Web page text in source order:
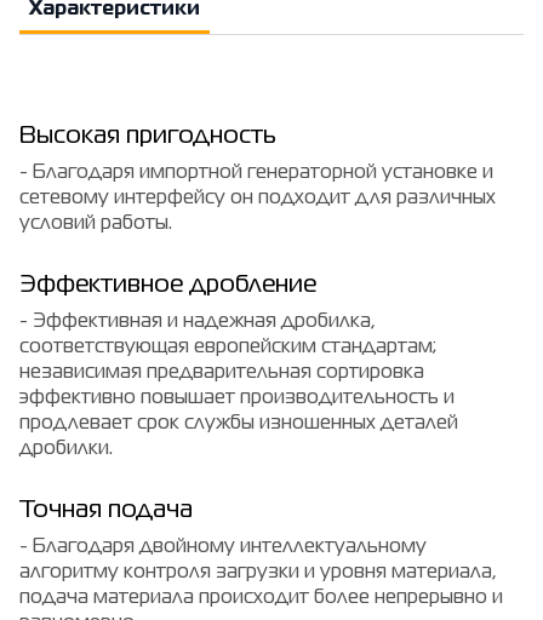
Характеристики
Высокая пригодность
- Благодаря импортной генераторной установке и
сетевому интерфейсу он подходит для различных
условий работы.
Эффективное дробление
- Эффективная и надежная дробилка,
соответствующая европейским стандартам;
независимая предварительная сортировка
эффективно повышает производительность и
продлевает срок службы изношенных деталей
дробилки.
Точная подача
- Благодаря двойному интеллектуальному
алгоритму контроля загрузки и уровня материала,
подача материала происходит более непрерывно и